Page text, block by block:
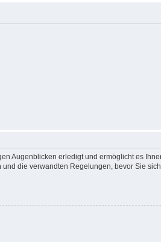
Augenblicken erledigt und ermöglicht es
die verwandten Regelungen, bevor Sie